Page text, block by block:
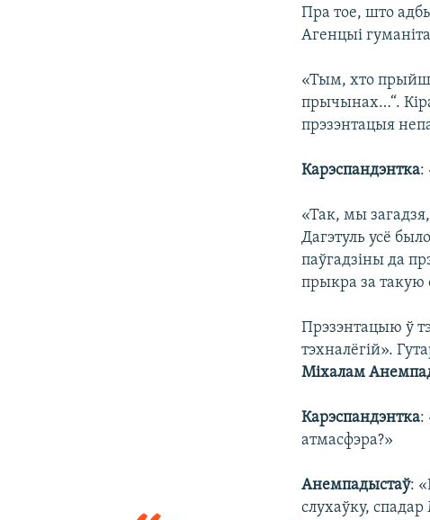
Пра тое, што
Агенцыі
«Тым, хто
прычынах…“.
прэзэнтацыя
Карэспандэнтка:
«Так, мы
Дагэтуль усё
паўгадзіны да
прыкра за
Прэзэнтацыю ў
тэхналёгій».
Міхалам
Карэспандэнтка:
атмасфэра?»
Анемпадыстаў:
слухаўку,